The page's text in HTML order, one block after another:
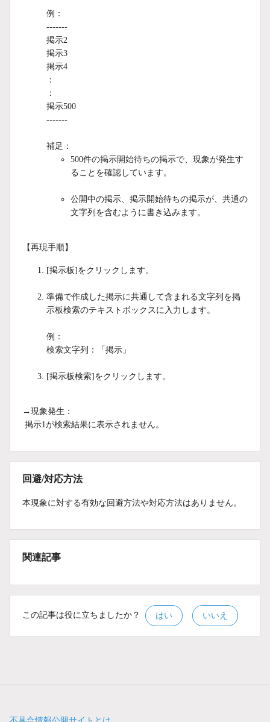
例：
-------
掲示2
掲示3
掲示4
：
：
掲示500
-------
補足：
500件の掲示開始待ちの掲示で、現象が発生す
ることを確認しています。
公開中の掲示、掲示開始待ちの掲示が、共通の
文字列を含むように書き込みます。
【再現手順】
[掲示板]をクリックします。
準備で作成した掲示に共通して含まれる文字列を掲
示板検索のテキストボックスに入力します。
例：
検索文字列：「掲示」
[掲示板検索]をクリックします。
→現象発生：
掲示1が検索結果に表示されません。
回避/対応方法
本現象に対する有効な回避方法や対応方法はありません。
関連記事
この記事は役に立ちましたか？ はい いいえ